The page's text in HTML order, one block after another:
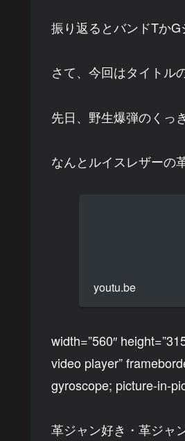
振り返るとバンドTか
さて、今回はタイトル
先日、野生爆弾のくっ
なんとルイスレザーの
youtu.be
width=”560″
video player”
gyroscope; picture-in-
革ジャン好き・革ジャ